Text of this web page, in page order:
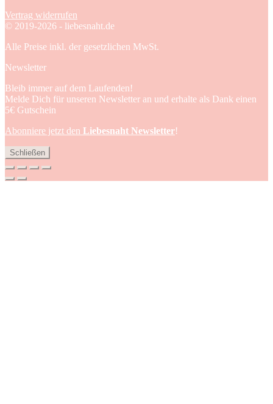
Vertrag widerrufen
© 2019-2026 - liebesnaht.de
Alle Preise inkl. der gesetzlichen MwSt.
Newsletter
Bleib immer auf dem Laufenden!
Melde Dich für unseren Newsletter an und erhalte als Dank einen
5€ Gutschein
Abonniere jetzt den Liebesnaht Newsletter!
Schließen